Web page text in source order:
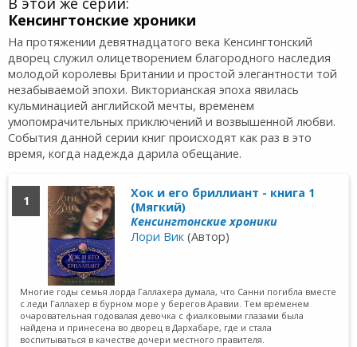
Кенсингтонские хроники
На протяжении девятнадцатого века Кенсингтонский
дворец служил олицетворением благородного наследия
молодой королевы Британии и простой элегантности той
незабываемой эпохи. Викторианская эпоха явилась
кульминацией английской мечты, временем
умопомрачительных приключений и возвышенной любви.
События данной серии книг происходят как раз в это
время, когда надежда дарила обещание.
1
Хок и его бриллиант - книга 1
(Мягкий)
Кенсингтонские хроники
Лори Вик (Автор)
Многие годы семья лорда Галлахера думала, что Санни погибла вместе
с леди Галлахер в бурном море у берегов Аравии. Тем временем
очаровательная годовалая девочка с фиалковыми глазами была
найдена и принесена во дворец в Дархабаре, где и стала
воспитываться в качестве дочери местного правителя.